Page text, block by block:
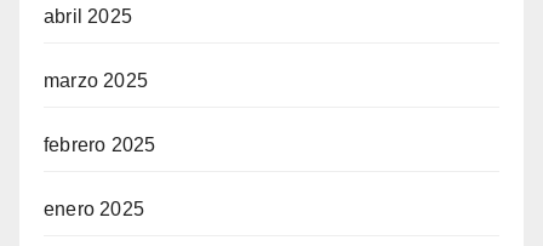
abril 2025
marzo 2025
febrero 2025
enero 2025